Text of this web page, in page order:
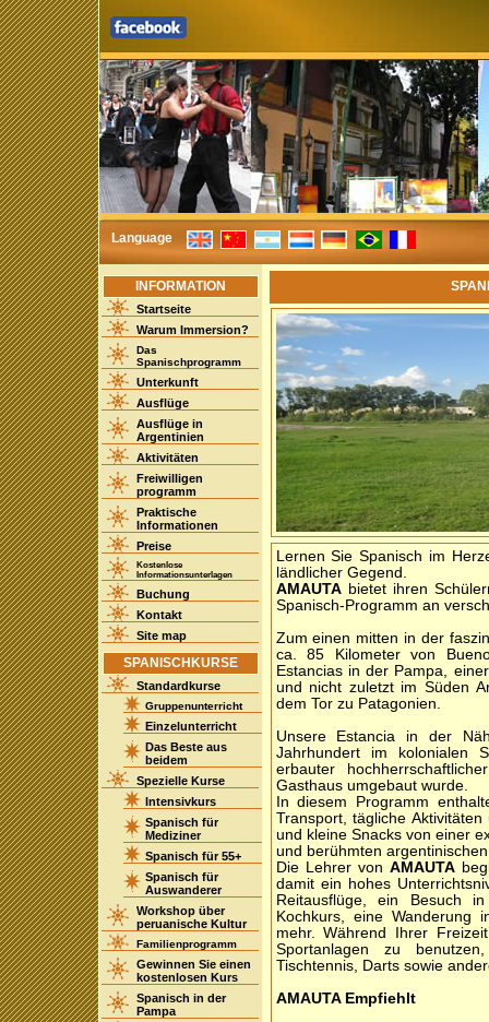
Language
INFORMATION
Startseite
Warum Immersion?
Das
Spanischprogramm
Unterkunft
Ausflüge
Ausflüge in
Argentinien
Aktivitäten
Freiwilligen
programm
Praktische
Informationen
Preise
Kostenlose
Informationsunterlagen
Buchung
Kontakt
Site map
SPANISCHKURSE
Standardkurse
Gruppenunterricht
Einzelunterricht
Das Beste aus
beidem
Spezielle Kurse
Intensivkurs
Spanisch für
Mediziner
Spanisch für 55+
Spanisch für
Auswanderer
Workshop über
peruanische Kultur
Familienprogramm
Gewinnen Sie einen
kostenlosen Kurs
Spanisch in der
Pampa
Lernen Sie Spanisch im
ländlicher Gegend.
AMAUTAbietet ihren
Spanisch-Programm an
Zum einen mitten in der
ca. 85 Kilometer von
Estancias in der Pampa,
und nicht zuletzt im Süden
dem Tor zu Patagonien.
Unsere Estancia in der
Jahrhundert im kolonialen
erbauter
Gasthaus umgebaut wurde.
In diesem Programm
Transport, tägliche
und kleine Snacks von einer
und berühmten
Die Lehrer von AMAUTA
damit ein hohes
Reitausflüge, ein Besuch
Kochkurs, eine Wanderung
mehr. Während Ihrer
Sportanlagen zu
Tischtennis, Darts sowie
AMAUTA Empfiehlt